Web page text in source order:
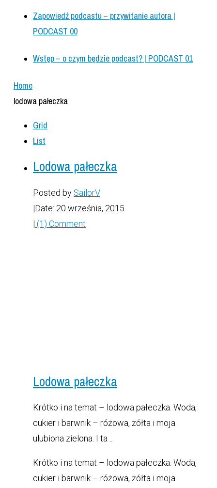
Zapowiedź podcastu – przywitanie autora |
PODCAST 00
Wstęp – o czym będzie podcast? | PODCAST 01
Home
lodowa pałeczka
Grid
List
Lodowa pałeczka
Posted by SailorV
|Date: 20 września, 2015
| (1) Comment
Lodowa pałeczka
Krótko i na temat – lodowa pałeczka. Woda,
cukier i barwnik – różowa, żółta i moja
ulubiona zielona. I ta ...
Krótko i na temat – lodowa pałeczka. Woda,
cukier i barwnik – różowa, żółta i moja